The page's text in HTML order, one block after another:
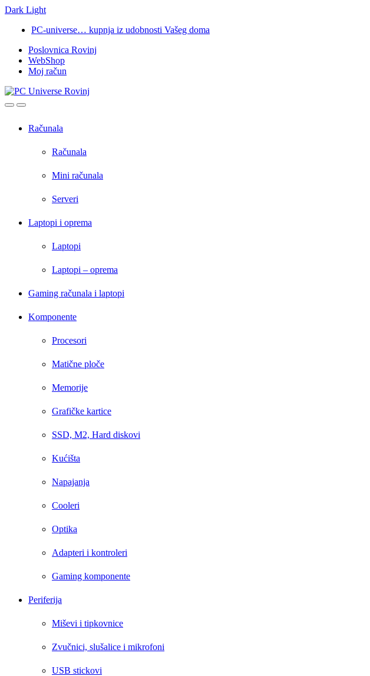
Dark Light
navigation
content
PC-universe… kupnja iz udobnosti Vašeg doma
Poslovnica Rovinj
WebShop
Moj račun
OpenClose
Računala
Računala
Mini računala
Serveri
Laptopi i oprema
Laptopi
Laptopi – oprema
Gaming računala i laptopi
Komponente
Procesori
Matične ploče
Memorije
Grafičke kartice
SSD, M2, Hard diskovi
Kućišta
Napajanja
Cooleri
Optika
Adapteri i kontroleri
Gaming komponente
Periferija
Miševi i tipkovnice
Zvučnici, slušalice i mikrofoni
USB stickovi